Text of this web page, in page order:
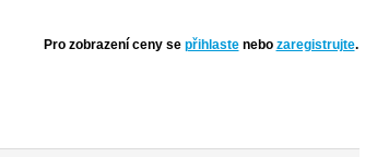
Pro zobrazení ceny se přihlaste nebo zaregistrujte.